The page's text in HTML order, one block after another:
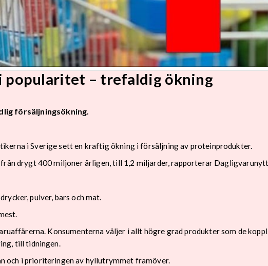
popularitet – trefaldig ökning
försäljningsökning.
i Sverige sett en kraftig ökning i försäljning av proteinprodukter.
drygt 400 miljoner årligen, till 1,2 miljarder, rapporterar
pulver, bars och mat.
Konsumenterna väljer i allt högre grad produkter som de
till tidningen.
och i prioriteringen av hyllutrymmet framöver.